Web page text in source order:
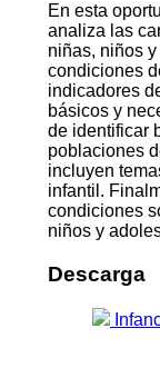
En esta
analiza las
niñas, niños
condiciones
indicadores
básicos y
de identificar
poblaciones
incluyen
infantil.
condiciones
niños y
Descarga